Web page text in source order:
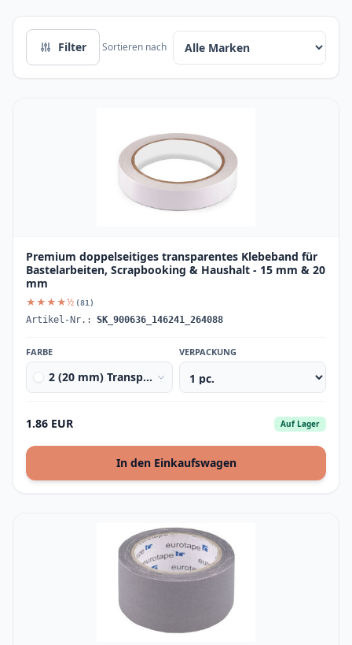
Filter Sortieren nach
Premium doppelseitiges transparentes Klebeband für
Bastelarbeiten, Scrapbooking & Haushalt - 15 mm & 20
mm
★★★★½ (81)
Artikel-Nr.: SK_900636_146241_264088
FARBE
2 (20 mm) Transparent
VERPACKUNG
1.86 EUR Auf Lager
In den Einkaufswagen